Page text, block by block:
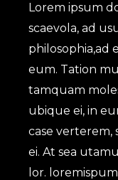
Lorem ipsum
scaevola, ad
philosophia,ad
eum. Tation
tamquam
ubique ei, in
case verterem,
ei. At sea
lor.